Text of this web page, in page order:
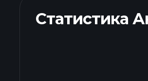
Статистика